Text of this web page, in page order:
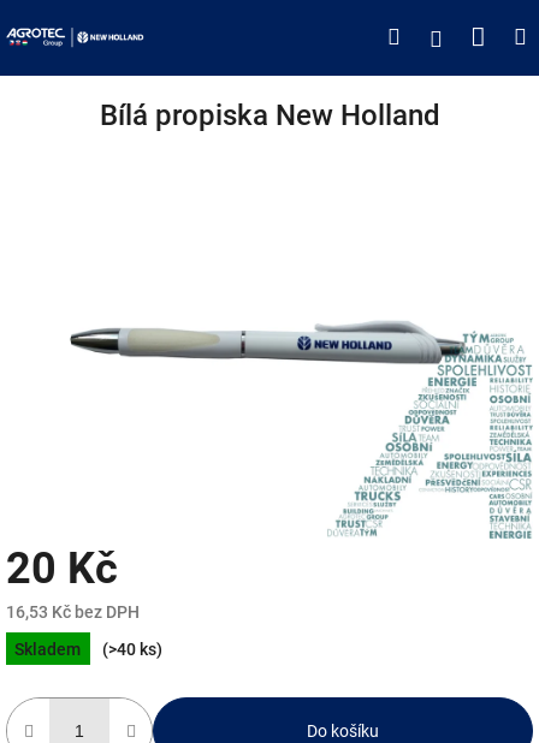
na
HledatPřihlášení
Bílá propiska New Holland
20 Kč
16,53 Kč bez DPH
Měrná
cena:
Skladem (>40 ks)
Do košíku